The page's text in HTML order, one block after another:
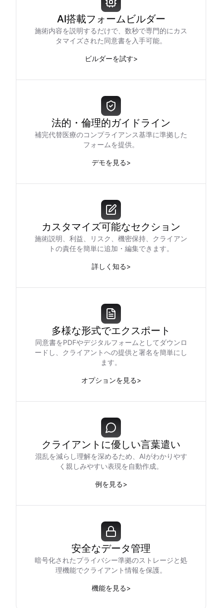
AI搭載フォームビルダー
施術内容を説明するだけで、数秒で専門的にカス
タマイズされた同意書を入手可能。
ビルダーを試す>
法的・倫理的ガイドライン
補完代替医療のコンプライアンス基準に準拠した
フォームを提供。
デモを見る>
カスタマイズ可能なセクション
施術説明、利益、リスク、機密保持、クライアン
トの責任を簡単に追加・編集できます。
詳しく知る>
多様な形式でエクスポート
同意書をPDFやデジタルフォームとしてダウンロ
ードし、クライアントへの提供と署名を簡単にし
ます。
オプションを見る>
クライアントに優しい言葉遣い
混乱を減らし理解を深めるため、AIがわかりやす
く親しみやすい表現を自動作成。
例を見る>
安全なデータ管理
暗号化されたプライバシー準拠のストレージと処
理機能でクライアント情報を保護。
機能を見る>